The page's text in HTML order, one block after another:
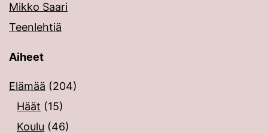
Mikko Saari
Teenlehtiä
Aiheet
Elämää (204)
Häät (15)
Koulu (46)